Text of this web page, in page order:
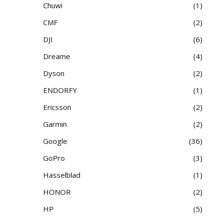
Chuwi
1
CMF
2
DJI
6
Dreame
4
Dyson
2
ENDORFY
1
Ericsson
2
Garmin
2
Google
36
GoPro
3
Hasselblad
1
HONOR
2
HP
5